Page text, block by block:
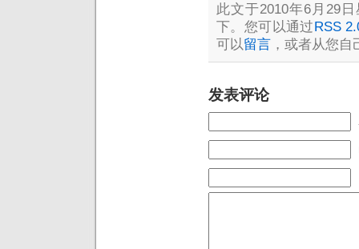
此文于2010年6月29
下。您可以通过RSS
可以留言 ，或者从您自
发表评论